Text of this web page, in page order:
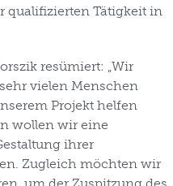
qualifizierten Tätigkeit in
resümiert: „Wir
vielen Menschen
Projekt helfen
wollen wir eine
ihrer
Zugleich möchten wir